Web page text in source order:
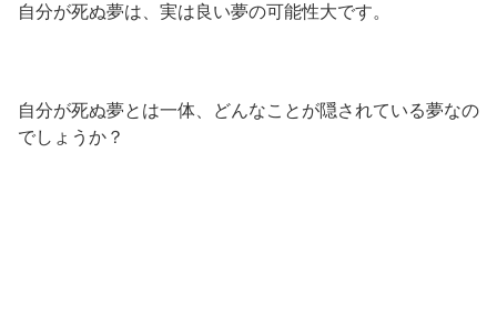
自分が死ぬ夢は、実は良い夢の可能性大です。
自分が死ぬ夢とは一体、どんなことが隠されている夢なの
でしょうか？